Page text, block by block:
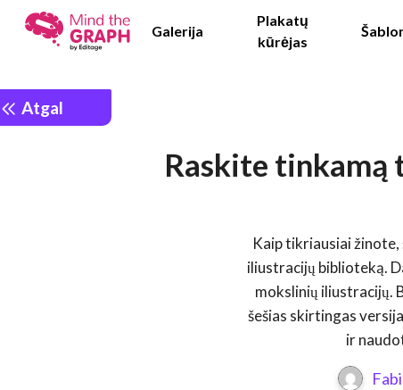
Galerija
Plakatų
kūrėjas
Atgal
Raskite
Kaip tikriausiai
iliustracijų biblioteką.
mokslinių iliustracijų.
šešias skirtingas
ir